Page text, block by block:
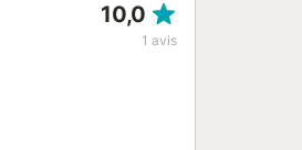
10,0
1 avis